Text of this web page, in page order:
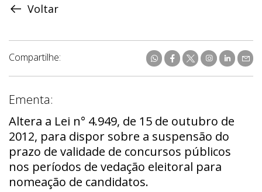
Voltar
Compartilhe:
Ementa:
Altera a Lei n° 4.949, de 15 de outubro de
2012, para dispor sobre a suspensão do
prazo de validade de concursos públicos
nos períodos de vedação eleitoral para
nomeação de candidatos.